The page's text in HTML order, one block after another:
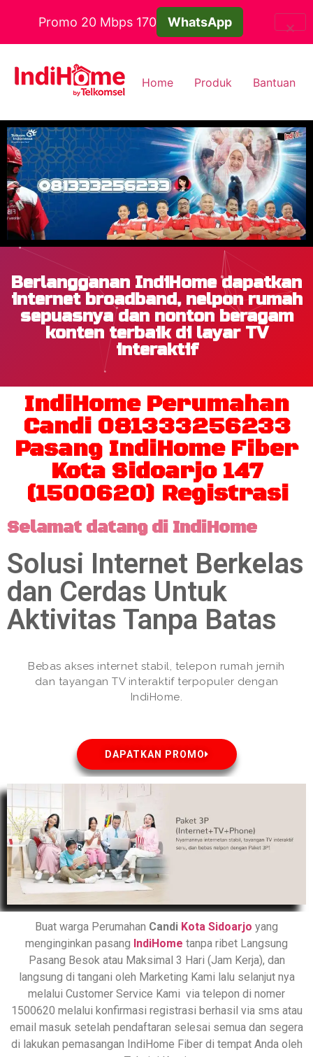
Home Produk Bantuan
Berlangganan IndiHome dapatkan
internet broadband, nelpon rumah
sepuasnya dan nonton beragam
konten terbaik di layar TV
interaktif
IndiHome Perumahan
Candi 081333256233
Pasang IndiHome Fiber
Kota Sidoarjo 147
(1500620) Registrasi
Selamat datang di IndiHome
Solusi Internet Berkelas
dan Cerdas Untuk
Aktivitas Tanpa Batas
Bebas akses internet stabil, telepon rumah jernih
dan tayangan TV interaktif terpopuler dengan
IndiHome.
DAPATKAN PROMO
Buat warga Perumahan Candi Kota Sidoarjo yang
menginginkan pasang IndiHome tanpa ribet Langsung
Pasang Besok atau Maksimal 3 Hari (Jam Kerja), dan
langsung di tangani oleh Marketing Kami lalu selanjut nya
melalui Customer Service Kami via telepon di nomer
1500620 melalui konfirmasi registrasi berhasil via sms atau
email masuk setelah pendaftaran selesai semua dan segera
di lakukan pemasangan IndiHome Fiber di tempat Anda oleh
Promo 20 Mbps 170 WhatsApp